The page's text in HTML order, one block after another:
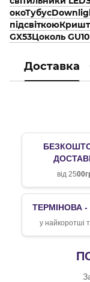
окоТубус
підсвіткою
GX53Цоколь GU10
Доставка
від 25
ТЕРМІНОВА -
у найкоротші